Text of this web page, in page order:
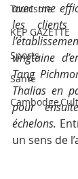
Tourisme
KEP GAZETTE
Sports
Santé
avec une
les clients
vingtaine
Tang
Thalias en
pour
échelons.
un sens de